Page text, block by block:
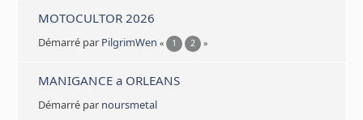
MOTOCULTOR 2026
Démarré par PilgrimWen « 1 2 »
MANIGANCE a ORLEANS
Démarré par noursmetal